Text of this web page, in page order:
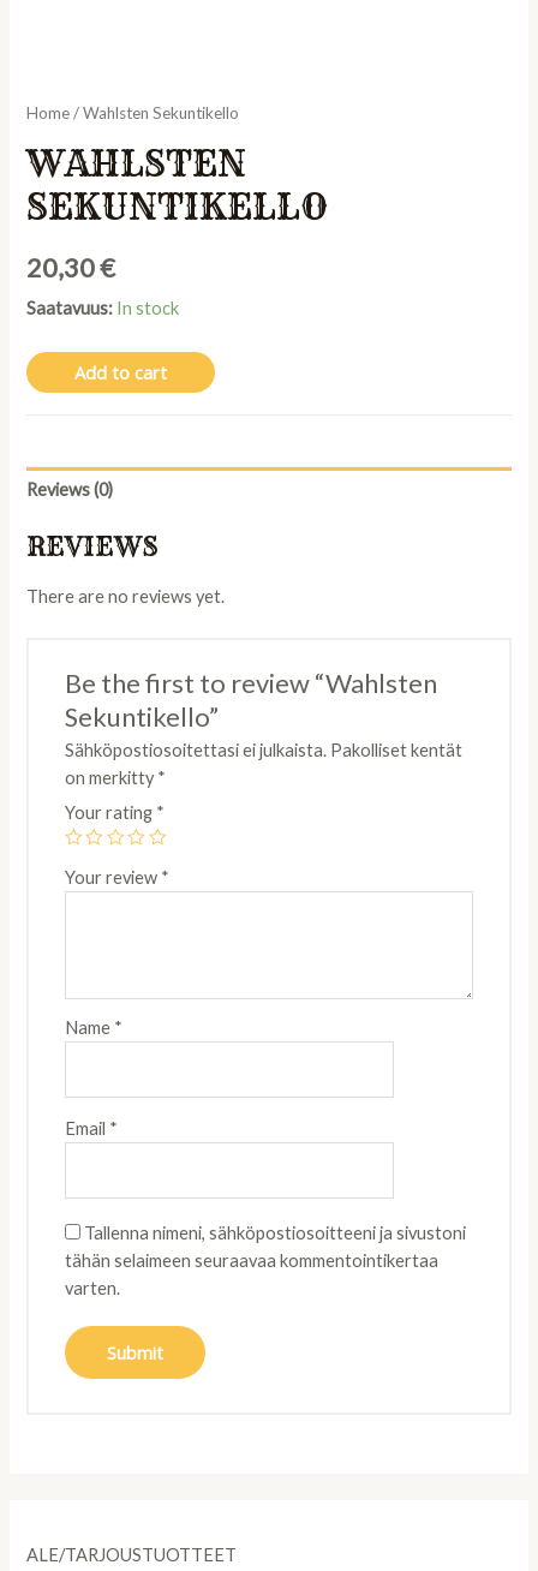
ALE/TARJOUSTUOTTEET
Home/ Wahlsten Sekuntikello
WAHLSTEN
SEKUNTIKELLO
20,30€
Saatavuus: In stock
Add to cart
Reviews (0)
REVIEWS
There are no reviews yet.
Be the first to review “Wahlsten
Sekuntikello”
Sähköpostiosoitettasi ei julkaista. Pakolliset kentät
on merkitty*
Your rating *
Your review *
Name *
Email *
Tallenna nimeni, sähköpostiosoitteeni ja sivustoni
tähän selaimeen seuraavaa kommentointikertaa
varten.